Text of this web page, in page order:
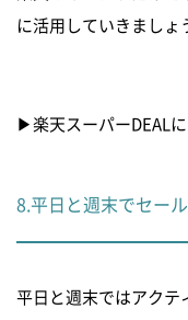
に活用していきましょ
▶︎楽天スーパーDEAL
8.平日と週末でセー
平日と週末ではアクテ